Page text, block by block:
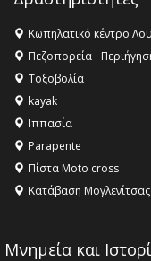
16:27 - Όλυμπος:
Κληρονομιάς της
Όλυμπος
αγαθό εξέχουσας
ανθρωπότητα
16:18 -
ΣΤΗΝ ΕΔΕΣΣΑ
Κωπηλατικό κέντρο
Πεζοπορεία -
Τοξοβολία
kayak
Ιππασία
Parapente
Πίστα Moto cross
Κατάβαση
Μνημεία και